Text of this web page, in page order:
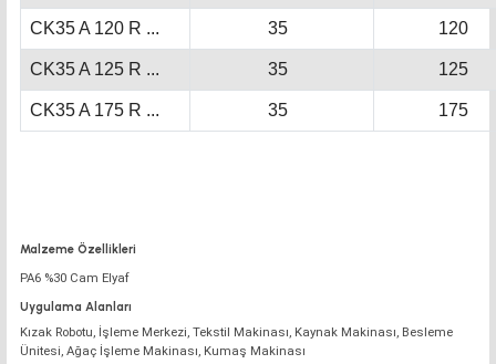
CK35 A 120 R ... 35 120
CK35 A 125 R ... 35 125
CK35 A 175 R ... 35 175
Malzeme Özellikleri
PA6 %30 Cam Elyaf
Uygulama Alanları
Kızak Robotu, İşleme Merkezi, Tekstil Makinası, Kaynak Makinası, Besleme
Ünitesi, Ağaç İşleme Makinası, Kumaş Makinası